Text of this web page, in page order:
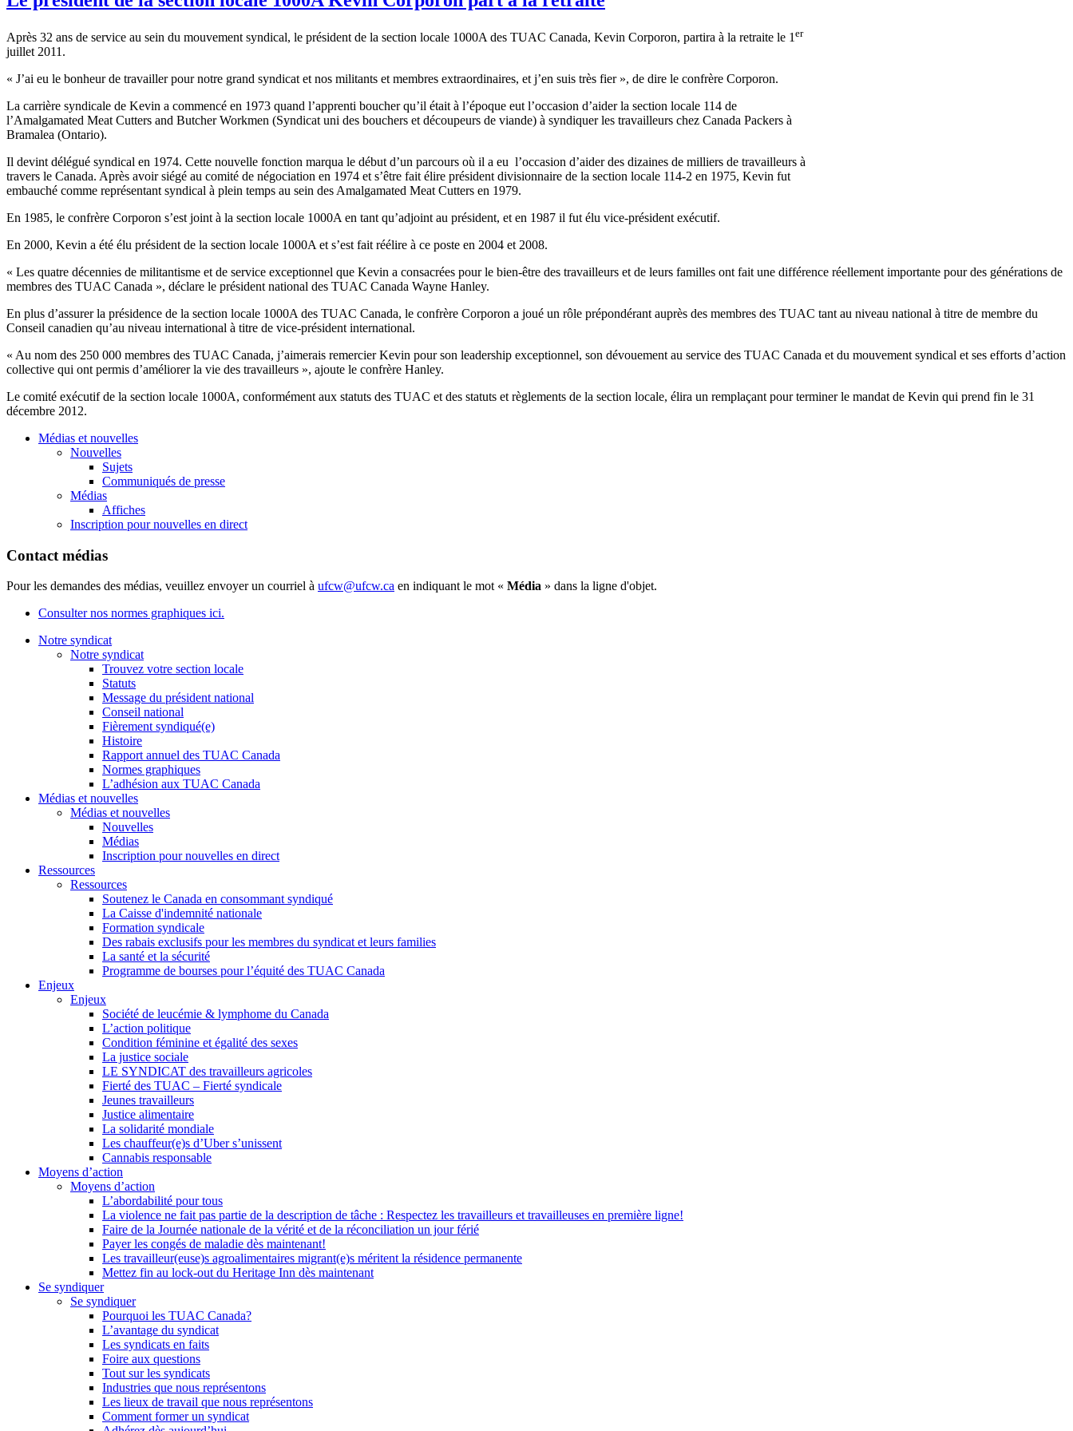
Après 32 ans de service au sein du mouvement syndical, le président de la section locale 1000A des TUAC Canada, Kevin Corporon, partira à la retraite le 1 er
juillet 2011.
« J’ai eu le bonheur de travailler pour notre grand syndicat et nos militants et membres extraordinaires, et j’en suis très fier », de dire le confrère Corporon.
La carrière syndicale de Kevin a commencé en 1973 quand l’apprenti boucher qu’il était à l’époque eut l’occasion d’aider la section locale 114 de
l’Amalgamated Meat Cutters and Butcher Workmen (Syndicat uni des bouchers et découpeurs de viande) à syndiquer les travailleurs chez Canada Packers à
Bramalea (Ontario).
Il devint délégué syndical en 1974. Cette nouvelle fonction marqua le début d’un parcours où il a eu l’occasion d’aider des dizaines de milliers de travailleurs à
travers le Canada. Après avoir siégé au comité de négociation en 1974 et s’être fait élire président divisionnaire de la section locale 114-2 en 1975, Kevin fut
embauché comme représentant syndical à plein temps au sein des Amalgamated Meat Cutters en 1979.
En 1985, le confrère Corporon s’est joint à la section locale 1000A en tant qu’adjoint au président, et en 1987 il fut élu vice-président exécutif.
En 2000, Kevin a été élu président de la section locale 1000A et s’est fait réélire à ce poste en 2004 et 2008.
« Les quatre décennies de militantisme et de service exceptionnel que Kevin a consacrées pour le bien-être des travailleurs et de leurs familles ont fait une différence réellement importante pour des générations de
membres des TUAC Canada », déclare le président national des TUAC Canada Wayne Hanley.
En plus d’assurer la présidence de la section locale 1000A des TUAC Canada, le confrère Corporon a joué un rôle prépondérant auprès des membres des TUAC tant au niveau national à titre de membre du
Conseil canadien qu’au niveau international à titre de vice-président international.
« Au nom des 250 000 membres des TUAC Canada, j’aimerais remercier Kevin pour son leadership exceptionnel, son dévouement au service des TUAC Canada et du mouvement syndical et ses efforts d’action
collective qui ont permis d’améliorer la vie des travailleurs », ajoute le confrère Hanley.
Le comité exécutif de la section locale 1000A, conformément aux statuts des TUAC et des statuts et règlements de la section locale, élira un remplaçant pour terminer le mandat de Kevin qui prend fin le 31
décembre 2012.
Médias et nouvelles
Nouvelles
Sujets
Communiqués de presse
Médias
Affiches
Inscription pour nouvelles en direct
Contact médias
Pour les demandes des médias, veuillez envoyer un courriel à ufcw@ufcw.ca en indiquant le mot « Média » dans la ligne d'objet.
Consulter nos normes graphiques ici.
Notre syndicat
Notre syndicat
Trouvez votre section locale
Statuts
Message du président national
Conseil national
Fièrement syndiqué(e)
Histoire
Rapport annuel des TUAC Canada
Normes graphiques
L’adhésion aux TUAC Canada
Médias et nouvelles
Médias et nouvelles
Nouvelles
Médias
Inscription pour nouvelles en direct
Ressources
Ressources
Soutenez le Canada en consommant syndiqué
La Caisse d'indemnité nationale
Formation syndicale
Des rabais exclusifs pour les membres du syndicat et leurs families
La santé et la sécurité
Programme de bourses pour l’équité des TUAC Canada
Enjeux
Enjeux
Société de leucémie & lymphome du Canada
L’action politique
Condition féminine et égalité des sexes
La justice sociale
LE SYNDICAT des travailleurs agricoles
Fierté des TUAC – Fierté syndicale
Jeunes travailleurs
Justice alimentaire
La solidarité mondiale
Les chauffeur(e)s d’Uber s’unissent
Cannabis responsable
Moyens d’action
Moyens d’action
L’abordabilité pour tous
La violence ne fait pas partie de la description de tâche : Respectez les travailleurs et travailleuses en première ligne!
Faire de la Journée nationale de la vérité et de la réconciliation un jour férié
Payer les congés de maladie dès maintenant!
Les travailleur(euse)s agroalimentaires migrant(e)s méritent la résidence permanente
Mettez fin au lock-out du Heritage Inn dès maintenant
Se syndiquer
Se syndiquer
Pourquoi les TUAC Canada?
L’avantage du syndicat
Les syndicats en faits
Foire aux questions
Tout sur les syndicats
Industries que nous représentons
Les lieux de travail que nous représentons
Comment former un syndicat